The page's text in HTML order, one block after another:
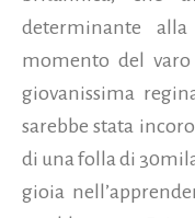
determinante
momento del
giovanissima
sarebbe stata
di una folla di
gioia